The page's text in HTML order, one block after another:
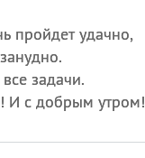
пройдет удачно,
задачи.
И с добрым утром!